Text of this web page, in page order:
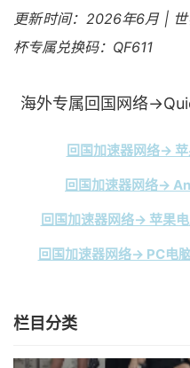
更新时间：2026年6月 |
杯专属兑换码：QF611
海外专属回国网络
回国加速器网络→
回国加速器网络→
回国加速器网络→ 苹果
回国加速器网络→ PC电
栏目分类